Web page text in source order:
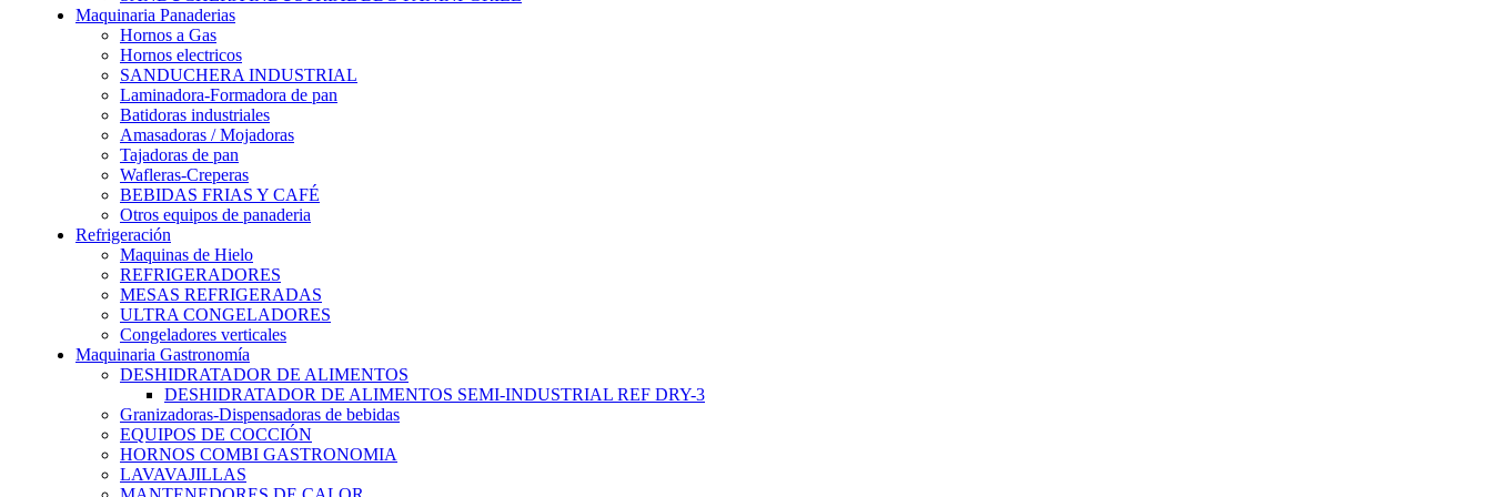
Maquinaria Panaderias
Hornos a Gas
Hornos electricos
SANDUCHERA INDUSTRIAL
Laminadora-Formadora de pan
Batidoras industriales
Amasadoras / Mojadoras
Tajadoras de pan
Wafleras-Creperas
BEBIDAS FRIAS Y CAFÉ
Otros equipos de panaderia
Refrigeración
Maquinas de Hielo
REFRIGERADORES
MESAS REFRIGERADAS
ULTRA CONGELADORES
Congeladores verticales
Maquinaria Gastronomía
DESHIDRATADOR DE ALIMENTOS
DESHIDRATADOR DE ALIMENTOS SEMI-INDUSTRIAL REF DRY-3
Granizadoras-Dispensadoras de bebidas
EQUIPOS DE COCCIÓN
HORNOS COMBI GASTRONOMIA
LAVAVAJILLAS